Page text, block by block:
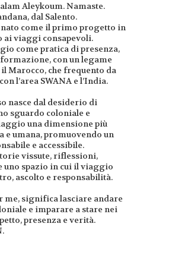
Aleykoum. Namaste.
dal Salento.
nato come il primo progetto in
ai viaggi consapevoli.
come pratica di presenza,
con un legame
Marocco, che frequento da
l’area SWANA e l’India.
nasce dal desiderio di
sguardo coloniale e
una dimensione più
e umana, promuovendo un
e accessibile.
vissute, riflessioni,
uno spazio in cui il viaggio
ascolto e responsabilità.
me, significa lasciare andare
e imparare a stare nei
presenza e verità.